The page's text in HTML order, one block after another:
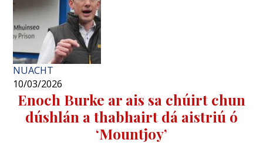
NUACHT
10/03/2026
Enoch Burke ar ais sa chúirt chun
dúshlán a thabhairt dá aistriú ó
‘Mountjoy’